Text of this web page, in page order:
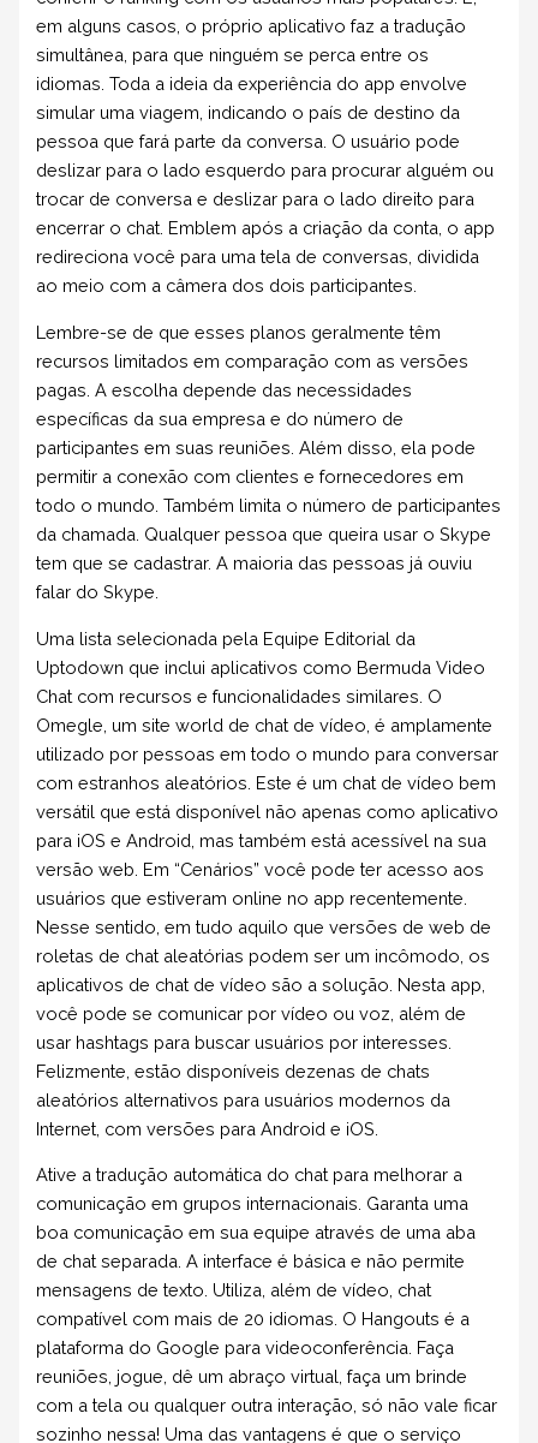
em alguns casos, o próprio aplicativo faz a tradução
simultânea, para que ninguém se perca entre os
idiomas. Toda a ideia da experiência do app envolve
simular uma viagem, indicando o país de destino da
pessoa que fará parte da conversa. O usuário pode
deslizar para o lado esquerdo para procurar alguém ou
trocar de conversa e deslizar para o lado direito para
encerrar o chat. Emblem após a criação da conta, o app
redireciona você para uma tela de conversas, dividida
ao meio com a câmera dos dois participantes.
Lembre-se de que esses planos geralmente têm
recursos limitados em comparação com as versões
pagas. A escolha depende das necessidades
específicas da sua empresa e do número de
participantes em suas reuniões. Além disso, ela pode
permitir a conexão com clientes e fornecedores em
todo o mundo. Também limita o número de participantes
da chamada. Qualquer pessoa que queira usar o Skype
tem que se cadastrar. A maioria das pessoas já ouviu
falar do Skype.
Uma lista selecionada pela Equipe Editorial da
Uptodown que inclui aplicativos como Bermuda Video
Chat com recursos e funcionalidades similares. O
Omegle, um site world de chat de vídeo, é amplamente
utilizado por pessoas em todo o mundo para conversar
com estranhos aleatórios. Este é um chat de vídeo bem
versátil que está disponível não apenas como aplicativo
para iOS e Android, mas também está acessível na sua
versão web. Em “Cenários” você pode ter acesso aos
usuários que estiveram online no app recentemente.
Nesse sentido, em tudo aquilo que versões de web de
roletas de chat aleatórias podem ser um incômodo, os
aplicativos de chat de vídeo são a solução. Nesta app,
você pode se comunicar por vídeo ou voz, além de
usar hashtags para buscar usuários por interesses.
Felizmente, estão disponíveis dezenas de chats
aleatórios alternativos para usuários modernos da
Internet, com versões para Android e iOS.
Ative a tradução automática do chat para melhorar a
comunicação em grupos internacionais. Garanta uma
boa comunicação em sua equipe através de uma aba
de chat separada. A interface é básica e não permite
mensagens de texto. Utiliza, além de vídeo, chat
compatível com mais de 20 idiomas. O Hangouts é a
plataforma do Google para videoconferência. Faça
reuniões, jogue, dê um abraço virtual, faça um brinde
com a tela ou qualquer outra interação, só não vale ficar
sozinho nessa! Uma das vantagens é que o serviço